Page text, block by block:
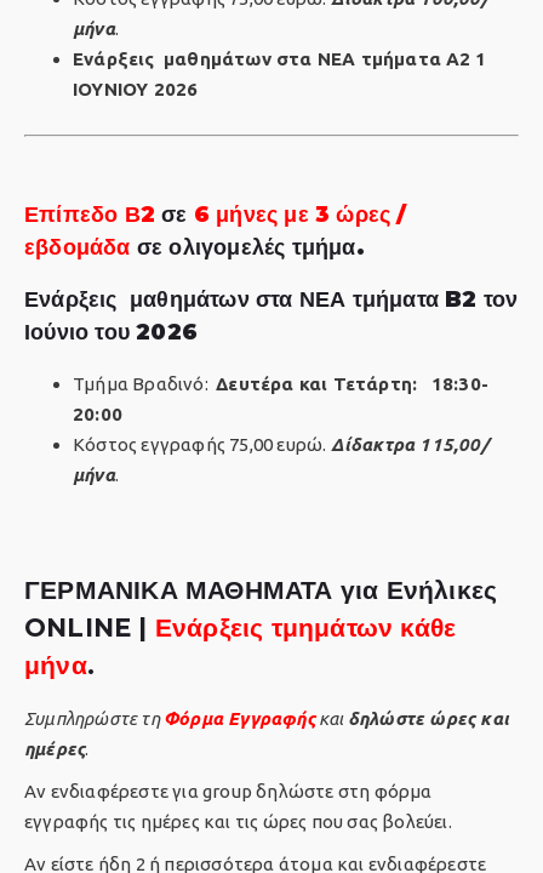
μήνα.
Ενάρξεις μαθημάτων στα ΝΕΑ τμήματα Α2 1
ΙΟΥΝΙΟΥ 2026
Επίπεδο Β2 σε 6 μήνες με 3 ώρες /
εβδομάδα σε ολιγομελές τμήμα.
Ενάρξεις μαθημάτων στα ΝΕΑ τμήματα B2 τον
Ιούνιο του 2026
Τμήμα Βραδινό:Δευτέρα και Τετάρτη:
18:30-
20:00
Κόστος εγγραφής 75,00 ευρώ. Δίδακτρα 115,00/
μήνα.
ΓΕΡΜΑΝΙΚΑ ΜΑΘΗΜΑΤΑ για Ενήλικες
ONLINE | Ενάρξεις τμημάτων κάθε
μήνα.
Συμπληρώστε τη Φόρμα Εγγραφής και δηλώστε ώρες και
ημέρες.
Aν ενδιαφέρεστε για group δηλώστε στη φόρμα
εγγραφής τις ημέρες και τις ώρες που σας βολεύει.
Αν είστε ήδη 2 ή περισσότερα άτομα και ενδιαφέρεστε